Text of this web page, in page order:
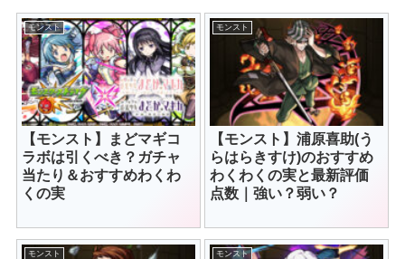
モンスト
【モンスト】まどマギコ
ラボは引くべき？ガチャ
当たり＆おすすめわくわ
くの実
モンスト
【モンスト】浦原喜助(う
らはらきすけ)のおすすめ
わくわくの実と最新評価
点数｜強い？弱い？
モンスト モンスト